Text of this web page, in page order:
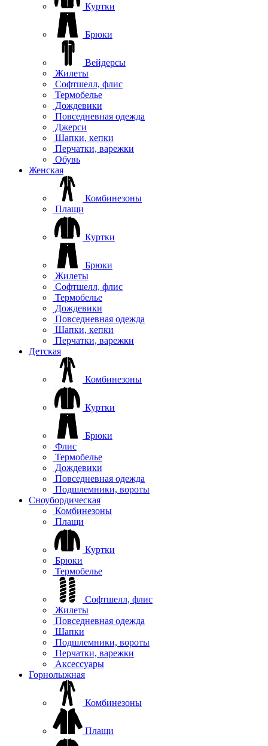
Куртки
Брюки
Вейдерсы
Жилеты
Софтшелл, флис
Термобелье
Дождевики
Повседневная одежда
Джерси
Шапки, кепки
Перчатки, варежки
Обувь
Женская
Комбинезоны
Плащи
Куртки
Брюки
Жилеты
Софтшелл, флис
Термобелье
Дождевики
Повседневная одежда
Шапки, кепки
Перчатки, варежки
Детская
Комбинезоны
Куртки
Брюки
Флис
Термобелье
Дождевики
Повседневная одежда
Подшлемники, вороты
Сноубордическая
Комбинезоны
Плащи
Куртки
Брюки
Термобелье
Софтшелл, флис
Жилеты
Повседневная одежда
Шапки
Подшлемники, вороты
Перчатки, варежки
Аксессуары
Горнолыжная
Комбинезоны
Плащи